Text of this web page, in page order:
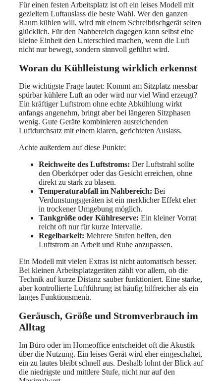
Für einen festen Arbeitsplatz ist oft ein leises Modell mit
gezieltem Luftauslass die beste Wahl. Wer den ganzen
Raum kühlen will, wird mit einem Schreibtischgerät selten
glücklich. Für den Nahbereich dagegen kann selbst eine
kleine Einheit den Unterschied machen, wenn die Luft
nicht nur bewegt, sondern sinnvoll geführt wird.
Woran du Kühlleistung wirklich erkennst
Die wichtigste Frage lautet: Kommt am Sitzplatz messbar
spürbar kühlere Luft an oder wird nur viel Wind erzeugt?
Ein kräftiger Luftstrom ohne echte Abkühlung wirkt
anfangs angenehm, bringt aber bei längeren Sitzphasen
wenig. Gute Geräte kombinieren ausreichenden
Luftdurchsatz mit einem klaren, gerichteten Auslass.
Achte außerdem auf diese Punkte:
Reichweite des Luftstroms: Der Luftstrahl sollte
den Oberkörper oder das Gesicht erreichen, ohne
direkt zu stark zu blasen.
Temperaturabfall im Nahbereich: Bei
Verdunstungsgeräten ist ein merklicher Effekt eher
in trockener Umgebung möglich.
Tankgröße oder Kühlreserve: Ein kleiner Vorrat
reicht oft nur für kurze Intervalle.
Regelbarkeit: Mehrere Stufen helfen, den
Luftstrom an Arbeit und Ruhe anzupassen.
Ein Modell mit vielen Extras ist nicht automatisch besser.
Bei kleinen Arbeitsplatzgeräten zählt vor allem, ob die
Technik auf kurze Distanz sauber funktioniert. Eine starke,
aber kontrollierte Luftführung ist häufig hilfreicher als ein
langes Funktionsmenü.
Geräusch, Größe und Stromverbrauch im
Alltag
Im Büro oder im Homeoffice entscheidet oft die Akustik
über die Nutzung. Ein leises Gerät wird eher eingeschaltet,
ein zu lautes bleibt schnell aus. Deshalb lohnt der Blick auf
die niedrigste und mittlere Stufe, nicht nur auf den